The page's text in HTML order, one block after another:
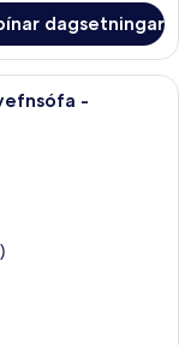
dagsetningar
í herbergi, skrifborð,
-